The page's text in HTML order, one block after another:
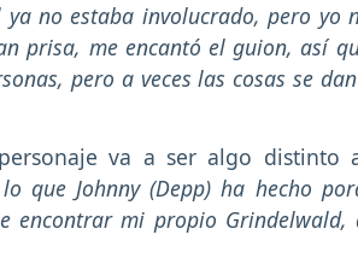
no estaba involucrado, pero yo
prisa, me encantó el guion, así
pero a veces las cosas se
va a ser algo distinto
que Johnny (Depp) ha hecho
encontrar mi propio Grindelwald,